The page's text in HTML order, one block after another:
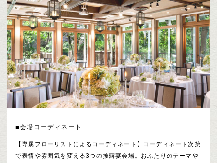
■会場コーディネート
【専属フローリストによるコーディネート】コーディネート次第
で表情や雰囲気を変える3つの披露宴会場。おふたりのテーマや